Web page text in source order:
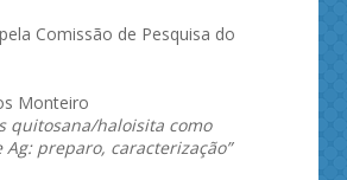
Comissão de Pesquisa do
Monteiro
quitosana/haloisita como
preparo, caracterização”